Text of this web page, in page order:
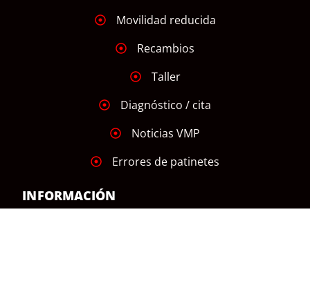
Movilidad reducida
Recambios
Taller
Diagnóstico / cita
Noticias VMP
Errores de patinetes
INFORMACIÓN